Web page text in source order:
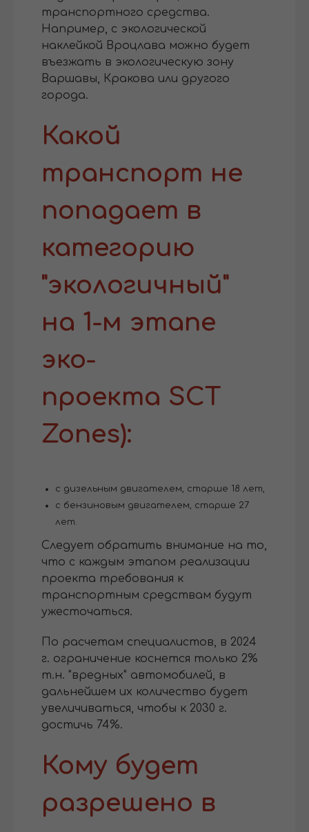
транспортного средства.
Например, с экологической
наклейкой Вроцлава можно будет
въезжать в экологическую зону
Варшавы, Кракова или другого
города.
Какой
транспорт не
попадает в
категорию
"экологичный"
на 1-м этапе
эко-
проекта SCT
Zones):
с дизельным двигателем, старше 18 лет,
с бензиновым двигателем, старше 27
лет.
Следует обратить внимание на то,
что с каждым этапом реализации
проекта требования к
транспортным средствам будут
ужесточаться.
По расчетам специалистов, в 2024
г. ограничение коснется только 2%
т.н. "вредных" автомобилей, в
дальнейшем их количество будет
увеличиваться, чтобы к 2030 г.
достичь 74%.
Кому будет
разрешено в